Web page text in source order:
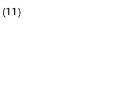
11